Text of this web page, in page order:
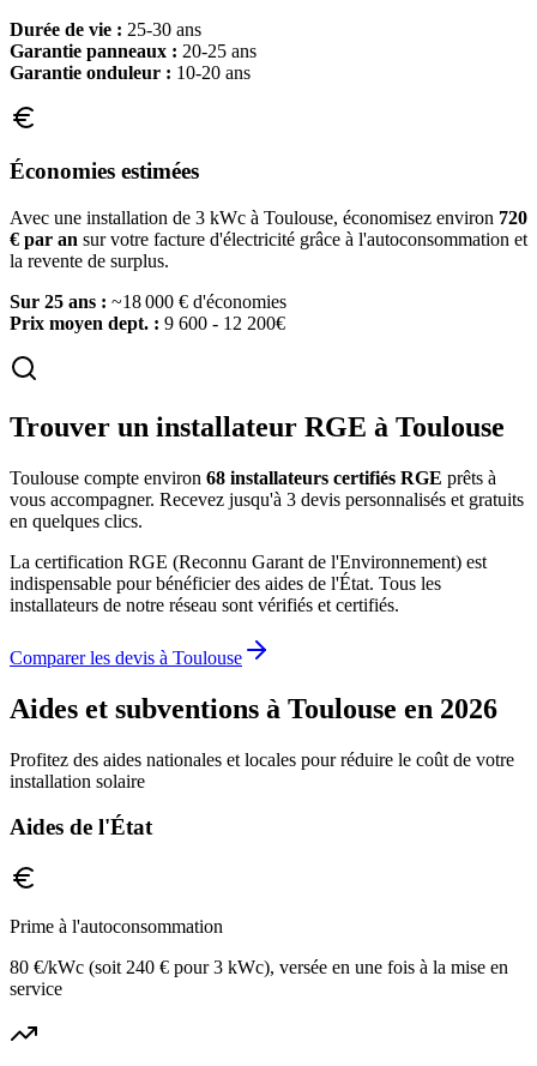
Durée de vie : 25-30 ans
Garantie panneaux : 20-25 ans
Garantie onduleur : 10-20 ans
Économies estimées
Avec une installation de 3 kWc à Toulouse, économisez environ 720
€ par an sur votre facture d'électricité grâce à l'autoconsommation et
la revente de surplus.
Sur 25 ans : ~18 000 € d'économies
Prix moyen dept. : 9 600 - 12 200€
Trouver un installateur RGE à Toulouse
Toulouse compte environ 68 installateurs certifiés RGE prêts à
vous accompagner. Recevez jusqu'à 3 devis personnalisés et gratuits
en quelques clics.
La certification RGE (Reconnu Garant de l'Environnement) est
indispensable pour bénéficier des aides de l'État. Tous les
installateurs de notre réseau sont vérifiés et certifiés.
Comparer les devis à Toulouse
Aides et subventions à Toulouse en 2026
Profitez des aides nationales et locales pour réduire le coût de votre
installation solaire
Aides de l'État
Prime à l'autoconsommation
80 €/kWc (soit 240 € pour 3 kWc), versée en une fois à la mise en
service